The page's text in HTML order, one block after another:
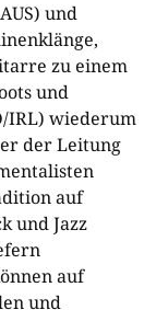
und
zu einem
und
IRL) wiederum
der Leitung
auf
und Jazz
auf
und